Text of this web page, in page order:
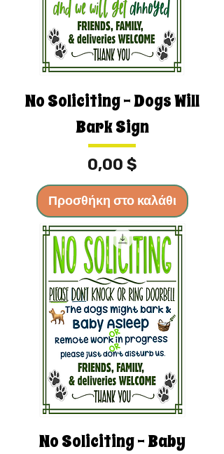
No Soliciting - Dogs Will
Bark Sign
Τιμή
0,00 $
Προσθήκη στο καλάθι
No Soliciting - Baby